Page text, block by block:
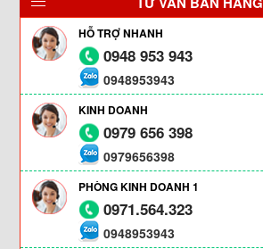
HỖ TRỢ NHANH
0948 953 943
0948953943
KINH DOANH
0979 656 398
0979656398
PHÒNG KINH DOANH 1
0971.564.323
0948953943